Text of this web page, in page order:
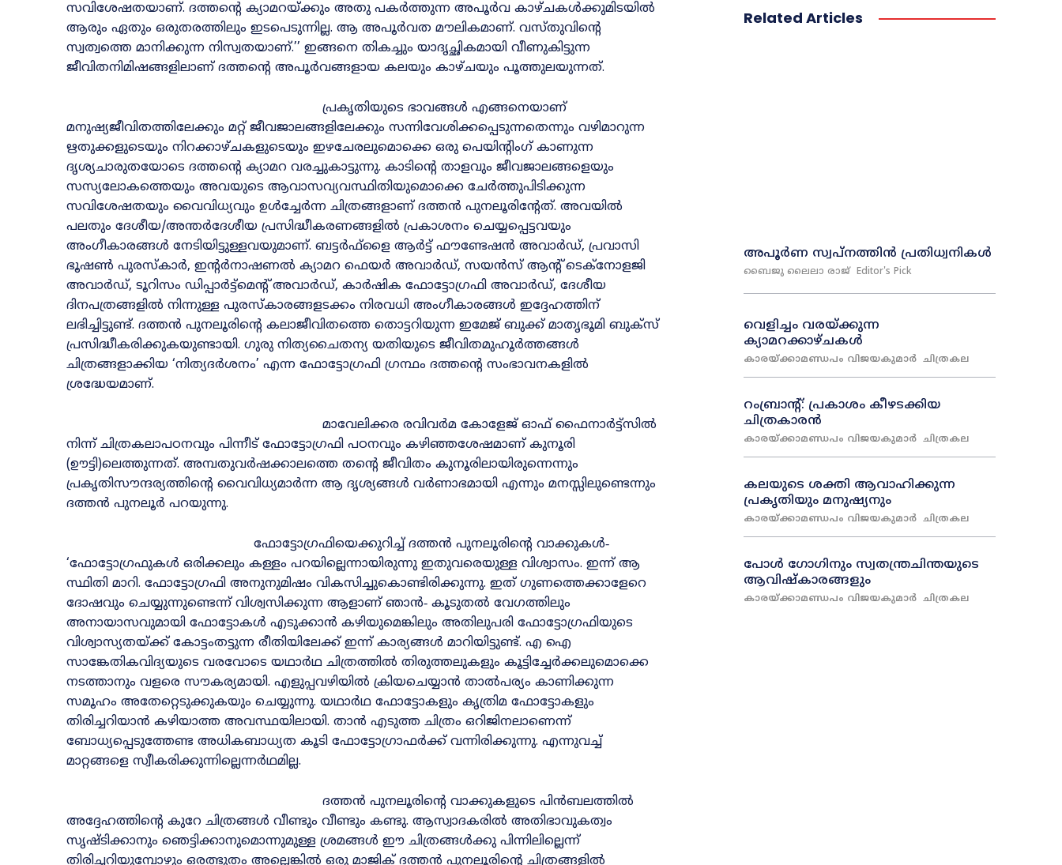
സവിശേഷതയാണ്‌. ദത്തന്റെ ക്യാമറയ്‌ക്കും അതു പകർത്തുന്ന അപൂർവ കാഴ്‌ചകൾക്കുമിടയിൽ
ആരും ഏതും ഒരുതരത്തിലും ഇടപെടുന്നില്ല. ആ അപൂർവത മൗലികമാണ്‌. വസ്‌തുവിന്റെ
സ്വത്വത്തെ മാനിക്കുന്ന നിസ്വതയാണ്‌.’’ ഇങ്ങനെ തികച്ചും യാദൃച്ഛികമായി വീണുകിട്ടുന്ന
ജീവിതനിമിഷങ്ങളിലാണ്‌ ദത്തന്റെ അപൂർവങ്ങളായ കലയും കാഴ്‌ചയും പൂത്തുലയുന്നത്‌.
പ്രകൃതിയുടെ ഭാവങ്ങൾ എങ്ങനെയാണ്‌
മനുഷ്യജീവിതത്തിലേക്കും മറ്റ്‌ ജീവജാലങ്ങളിലേക്കും സന്നിവേശിക്കപ്പെടുന്നതെന്നും വഴിമാറുന്ന
ഋതുക്കളുടെയും നിറക്കാഴ്‌ചകളുടെയും ഇഴചേരലുമൊക്കെ ഒരു പെയിന്റിംഗ്‌ കാണുന്ന
ദൃശ്യചാരുതയോടെ ദത്തന്റെ ക്യാമറ വരച്ചുകാട്ടുന്നു. കാടിന്റെ താളവും ജീവജാലങ്ങളെയും
സസ്യലോകത്തെയും അവയുടെ ആവാസവ്യവസ്ഥിതിയുമൊക്കെ ചേർത്തുപിടിക്കുന്ന
സവിശേഷതയും വൈവിധ്യവും ഉൾച്ചേർന്ന ചിത്രങ്ങളാണ്‌ ദത്തൻ പുനലൂരിന്റേത്‌. അവയിൽ
പലതും ദേശീയ/അന്തർദേശീയ പ്രസിദ്ധീകരണങ്ങളിൽ പ്രകാശനം ചെയ്യപ്പെട്ടവയും
അംഗീകാരങ്ങൾ നേടിയിട്ടുള്ളവയുമാണ്‌. ബട്ടർഫ്‌ളൈ ആർട്ട്‌ ഫൗണ്ടേഷൻ അവാർഡ്‌, പ്രവാസി
ഭൂഷൺ പുരസ്‌കാർ, ഇന്റർനാഷണൽ ക്യാമറ ഫെയർ അവാർഡ്‌, സയൻസ്‌ ആന്റ്‌ ടെക്‌നോളജി
അവാർഡ്‌, ടൂറിസം ഡിപ്പാർട്ട്‌മെന്റ്‌ അവാർഡ്‌, കാർഷിക ഫോട്ടോഗ്രഫി അവാർഡ്‌, ദേശീയ
ദിനപത്രങ്ങളിൽ നിന്നുള്ള പുരസ്‌കാരങ്ങളടക്കം നിരവധി അംഗീകാരങ്ങൾ ഇദ്ദേഹത്തിന്‌
ലഭിച്ചിട്ടുണ്ട്‌. ദത്തൻ പുനലൂരിന്റെ കലാജീവിതത്തെ തൊട്ടറിയുന്ന ഇമേജ്‌ ബുക്ക്‌ മാതൃഭൂമി ബുക്‌സ്‌
പ്രസിദ്ധീകരിക്കുകയുണ്ടായി. ഗുരു നിത്യചൈതന്യ യതിയുടെ ജീവിതമുഹൂർത്തങ്ങൾ
ചിത്രങ്ങളാക്കിയ ‘നിത്യദർശനം’ എന്ന ഫോട്ടോഗ്രഫി ഗ്രന്ഥം ദത്തന്റെ സംഭാവനകളിൽ
ശ്രദ്ധേയമാണ്‌.
മാവേലിക്കര രവിവർമ കോളേജ്‌ ഓഫ്‌ ഫൈനാർട്ട്‌സിൽ
നിന്ന്‌ ചിത്രകലാപഠനവും പിന്നീട്‌ ഫോട്ടോഗ്രഫി പഠനവും കഴിഞ്ഞശേഷമാണ്‌ കുനൂരി
(ഊട്ടി)ലെത്തുന്നത്‌. അമ്പതുവർഷക്കാലത്തെ തന്റെ ജീവിതം കുനൂരിലായിരുന്നെന്നും
പ്രകൃതിസൗന്ദര്യത്തിന്റെ വൈവിധ്യമാർന്ന ആ ദൃശ്യങ്ങൾ വർണാഭമായി എന്നും മനസ്സിലുണ്ടെന്നും
ദത്തൻ പുനലൂർ പറയുന്നു.
ഫോട്ടോഗ്രഫിയെക്കുറിച്ച്‌ ദത്തൻ പുനലൂരിന്റെ വാക്കുകൾ‐
‘ഫോട്ടോഗ്രഫുകൾ ഒരിക്കലും കള്ളം പറയില്ലെന്നായിരുന്നു ഇതുവരെയുള്ള വിശ്വാസം. ഇന്ന്‌ ആ
സ്ഥിതി മാറി. ഫോട്ടോഗ്രഫി അനുനുമിഷം വികസിച്ചുകൊണ്ടിരിക്കുന്നു. ഇത്‌ ഗുണത്തെക്കാളേറെ
ദോഷവും ചെയ്യുന്നുണ്ടെന്ന്‌ വിശ്വസിക്കുന്ന ആളാണ്‌ ഞാൻ‐ കൂടുതൽ വേഗത്തിലും
അനായാസവുമായി ഫോട്ടോകൾ എടുക്കാൻ കഴിയുമെങ്കിലും അതിലുപരി ഫോട്ടോഗ്രഫിയുടെ
വിശ്വാസ്യതയ്‌ക്ക്‌ കോട്ടംതട്ടുന്ന രീതിയിലേക്ക്‌ ഇന്ന്‌ കാര്യങ്ങൾ മാറിയിട്ടുണ്ട്‌. എ ഐ
സാങ്കേതികവിദ്യയുടെ വരവോടെ യഥാർഥ ചിത്രത്തിൽ തിരുത്തലുകളും കൂട്ടിച്ചേർക്കലുമൊക്കെ
നടത്താനും വളരെ സൗകര്യമായി. എളുപ്പവഴിയിൽ ക്രിയചെയ്യാൻ താൽപര്യം കാണിക്കുന്ന
സമൂഹം അതേറ്റെടുക്കുകയും ചെയ്യുന്നു. യഥാർഥ ഫോട്ടോകളും കൃത്രിമ ഫോട്ടോകളും
തിരിച്ചറിയാൻ കഴിയാത്ത അവസ്ഥയിലായി. താൻ എടുത്ത ചിത്രം ഒറിജിനലാണെന്ന്‌
ബോധ്യപ്പെടുത്തേണ്ട അധികബാധ്യത കൂടി ഫോട്ടോഗ്രാഫർക്ക്‌ വന്നിരിക്കുന്നു. എന്നുവച്ച്‌
മാറ്റങ്ങളെ സ്വീകരിക്കുന്നില്ലെന്നർഥമില്ല.
ദത്തൻ പുനലൂരിന്റെ വാക്കുകളുടെ പിൻബലത്തിൽ
അദ്ദേഹത്തിന്റെ കുറേ ചിത്രങ്ങൾ വീണ്ടും വീണ്ടും കണ്ടു. ആസ്വാദകരിൽ അതിഭാവുകത്വം
സൃഷ്ടിക്കാനും ഞെട്ടിക്കാനുമൊന്നുമുള്ള ശ്രമങ്ങൾ ഈ ചിത്രങ്ങൾക്കു പിന്നിലില്ലെന്ന്‌
തിരിച്ചറിയുമ്പോഴും ഒരത്ഭുതം അല്ലെങ്കിൽ ഒരു മാജിക്‌ ദത്തൻ പുനലൂരിന്റെ ചിത്രങ്ങളിൽ
Related Articles
അപൂർണ സ്വപ്നത്തിൻ പ്രതിധ്വനികൾ
ബൈജു ലൈലാ രാജ് Editor's Pick
വെളിച്ചം വരയ്‌ക്കുന്ന
ക്യാമറക്കാഴ്‌ചകൾ
കാരയ്‌ക്കാമണ്ഡപം വിജയകുമാർ ചിത്രകല
റംബ്രാന്റ്‌: പ്രകാശം കീഴടക്കിയ
ചിത്രകാരൻ
കാരയ്‌ക്കാമണ്ഡപം വിജയകുമാർ ചിത്രകല
കലയുടെ ശക്തി ആവാഹിക്കുന്ന
പ്രകൃതിയും മനുഷ്യനും
കാരയ്‌ക്കാമണ്ഡപം വിജയകുമാർ ചിത്രകല
പോൾ ഗോഗിനും സ്വതന്ത്രചിന്തയുടെ
ആവിഷ്‌കാരങ്ങളും
കാരയ്‌ക്കാമണ്ഡപം വിജയകുമാർ ചിത്രകല